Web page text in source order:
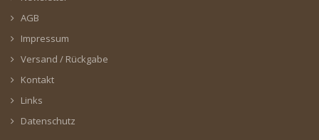
AGB
Impressum
Versand / Rückgabe
Kontakt
Links
Datenschutz